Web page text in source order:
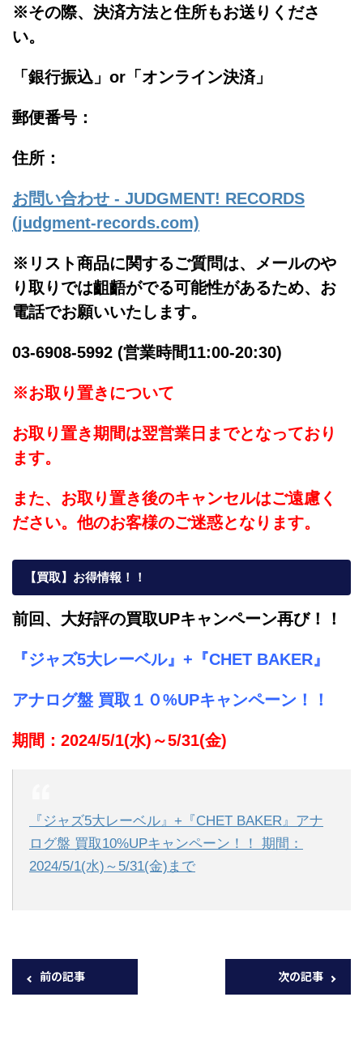
※その際、決済方法と住所もお送りくださ
い。
「銀行振込」or「 オンライン決済」
郵便番号：
住所：
お問い合わせ - JUDGMENT! RECORDS
(judgment-records.com)
※リスト商品に関するご質問は、メールのや
り取りでは齟齬がでる可能性があるため、お
電話でお願いいたします。
03-6908-5992 (営業時間11:00-20:30)
※お取り置きについて
お取り置き期間は翌営業日までとなっており
ます。
また、お取り置き後のキャンセルはご遠慮く
ださい。他のお客様のご迷惑となります。
【買取】お得情報！！
前回、大好評の買取UPキャンペーン再び！！
『ジャズ5大レーベル』 + 『CHET BAKER』
アナログ盤 買取１０%UPキャンペーン！！
期間：2024/5/1(水)～5/31(金)
『ジャズ5大レーベル』+『CHET BAKER』アナ
ログ盤 買取10%UPキャンペーン！！ 期間：
2024/5/1(水)～5/31(金)まで
前の記事 次の記事